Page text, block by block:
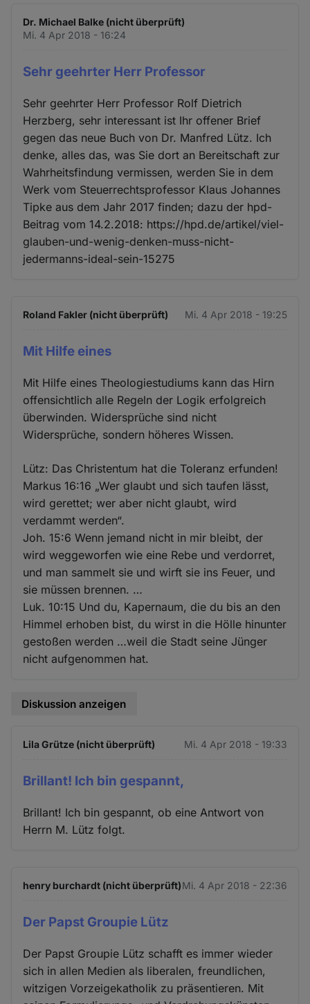
Dr. Michael Balke (nicht überprüft)
Mi. 4 Apr 2018 - 16:24
Sehr geehrter Herr Professor
Sehr geehrter Herr Professor Rolf Dietrich
Herzberg, sehr interessant ist Ihr offener Brief
gegen das neue Buch von Dr. Manfred Lütz. Ich
denke, alles das, was Sie dort an Bereitschaft zur
Wahrheitsfindung vermissen, werden Sie in dem
Werk vom Steuerrechtsprofessor Klaus Johannes
Tipke aus dem Jahr 2017 finden; dazu der hpd-
Beitrag vom 14.2.2018: https://hpd.de/artikel/viel-
glauben-und-wenig-denken-muss-nicht-
jedermanns-ideal-sein-15275
Roland Fakler (nicht überprüft) Mi. 4 Apr 2018 - 19:25
Mit Hilfe eines
Mit Hilfe eines Theologiestudiums kann das Hirn
offensichtlich alle Regeln der Logik erfolgreich
überwinden. Widersprüche sind nicht
Widersprüche, sondern höheres Wissen.
Lütz: Das Christentum hat die Toleranz erfunden!
Markus 16:16 „Wer glaubt und sich taufen lässt,
wird gerettet; wer aber nicht glaubt, wird
verdammt werden“.
Joh. 15:6 Wenn jemand nicht in mir bleibt, der
wird weggeworfen wie eine Rebe und verdorret,
und man sammelt sie und wirft sie ins Feuer, und
sie müssen brennen. …
Luk. 10:15 Und du, Kapernaum, die du bis an den
Himmel erhoben bist, du wirst in die Hölle hinunter
gestoßen werden …weil die Stadt seine Jünger
nicht aufgenommen hat.
Diskussion anzeigen
Lila Grütze (nicht überprüft) Mi. 4 Apr 2018 - 19:33
Brillant! Ich bin gespannt,
Brillant! Ich bin gespannt, ob eine Antwort von
Herrn M. Lütz folgt.
henry burchardt (nicht überprüft)Mi. 4 Apr 2018 - 22:36
Der Papst Groupie Lütz
Der Papst Groupie Lütz schafft es immer wieder
sich in allen Medien als liberalen, freundlichen,
witzigen Vorzeigekatholik zu präsentieren. Mit